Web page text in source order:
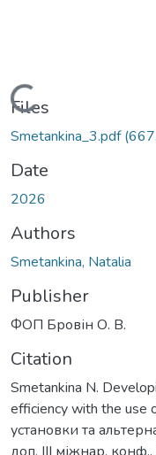
Loading...
Files
Smetankina_3.pdf
Date
2026
Authors
Smetankina, Natalia
Publisher
ФОП Бровін О. В.
Citation
Smetankina N.
efficiency with the use
установки та